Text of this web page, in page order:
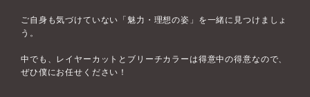
ご自身も気づけていない「魅力・理想の姿」を一緒に見つけましょ
う。
中でも、レイヤーカットとブリーチカラーは得意中の得意なので、
ぜひ僕にお任せください！